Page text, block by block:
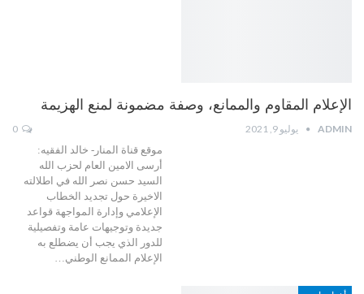
الإعلام المقاوم والممانع، وصفة مضمونة لمنع الهزيمة
ADMIN يوليو 9, 2021
موقع قناة المنار- خالد الفقيه:
أرسى الامين العام لحزب الله
السيد حسن نصر الله في اطلالته
الاخيرة حول تجديد الخطاب
الإعلامي وإدارة المواجهة قواعد
جديدة وتوجيهات عامة وتفصيلية
للدور الذي يجب أن يضطلع به
الإعلام الممانع الوطني…